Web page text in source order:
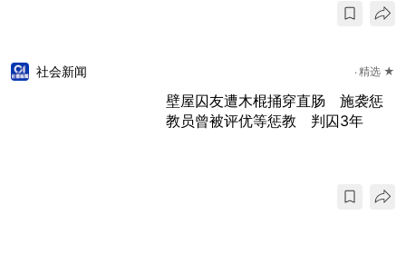
社会新闻 精选 ★
壁屋囚友遭木棍捅穿直肠 施袭惩
教员曾被评优等惩教 判囚3年